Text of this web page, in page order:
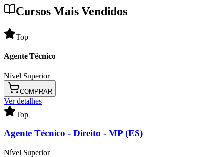
Cursos Mais Vendidos
Top
Agente Técnico
Nível Superior
COMPRAR
Ver detalhes
Top
Agente Técnico - Direito - MP (ES)
Nível Superior